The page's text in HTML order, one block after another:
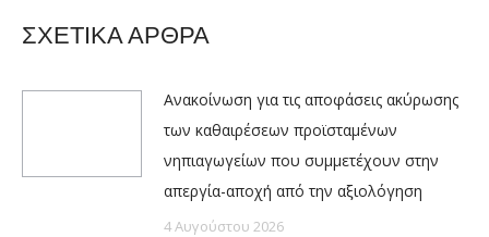
ΣΧΕΤΙΚΑ ΑΡΘΡΑ
Ανακοίνωση για τις αποφάσεις ακύρωσης
των καθαιρέσεων προϊσταμένων
νηπιαγωγείων που συμμετέχουν στην
απεργία-αποχή από την αξιολόγηση
4 Αυγούστου 2026